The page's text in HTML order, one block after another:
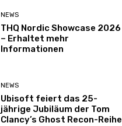
NEWS
THQ Nordic Showcase 2026
– Erhaltet mehr
Informationen
NEWS
Ubisoft feiert das 25-
jährige Jubiläum der Tom
Clancy’s Ghost Recon-Reihe